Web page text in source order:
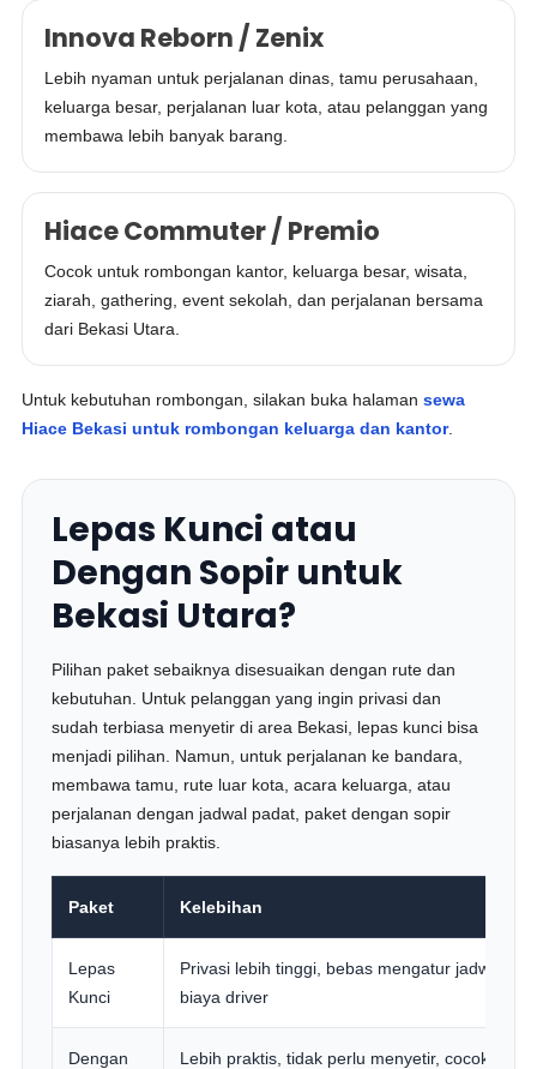
Innova Reborn / Zenix
Lebih nyaman untuk perjalanan dinas, tamu perusahaan,
keluarga besar, perjalanan luar kota, atau pelanggan yang
membawa lebih banyak barang.
Hiace Commuter / Premio
Cocok untuk rombongan kantor, keluarga besar, wisata,
ziarah, gathering, event sekolah, dan perjalanan bersama
dari Bekasi Utara.
Untuk kebutuhan rombongan, silakan buka halamansewa
Hiace Bekasi untuk rombongan keluarga dan kantor.
Lepas Kunci atau
Dengan Sopir untuk
Bekasi Utara?
Pilihan paket sebaiknya disesuaikan dengan rute dan
kebutuhan. Untuk pelanggan yang ingin privasi dan
sudah terbiasa menyetir di area Bekasi, lepas kunci bisa
menjadi pilihan. Namun, untuk perjalanan ke bandara,
membawa tamu, rute luar kota, acara keluarga, atau
perjalanan dengan jadwal padat, paket dengan sopir
biasanya lebih praktis.
Paket Kelebihan
Lepas
Kunci
Privasi lebih tinggi, bebas mengatur jadwal,
biaya driver
Dengan
Lebih praktis, tidak perlu menyetir, cocok